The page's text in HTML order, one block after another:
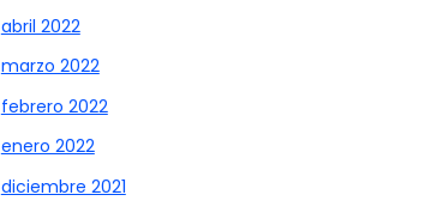
abril 2022
marzo 2022
febrero 2022
enero 2022
diciembre 2021